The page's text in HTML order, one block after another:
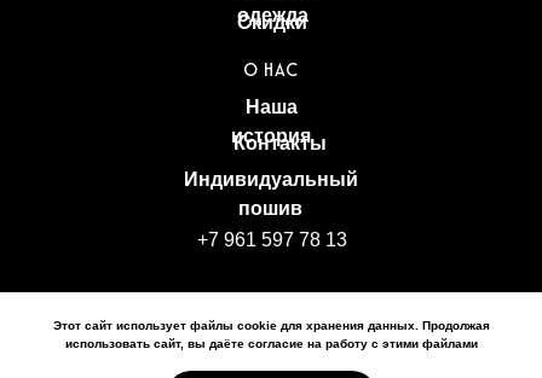
О НАС
Скидки
одежда
Наша
история
Политика обработки персональных данных
+7 961 597 78 13
Индивидуальный
пошив
Контакты
Этот сайт использует файлы cookie для хранения данных. Продолжая
использовать сайт, вы даёте согласие на работу с этими файлами